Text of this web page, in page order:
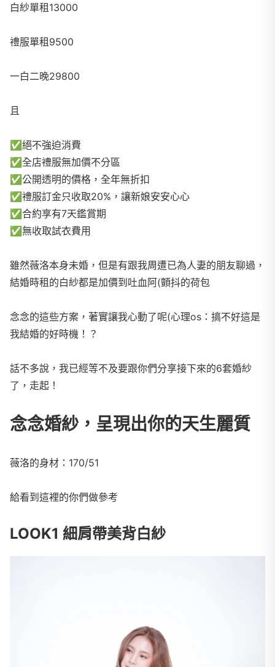
白紗單租13000
禮服單租9500
一白二晚29800
且
✅絕不強迫消費
✅全店禮服無加價不分區
✅公開透明的價格，全年無折扣
✅禮服訂金只收取20%，讓新娘安安心心
✅合約享有7天鑑賞期
✅無收取試衣費用​
雖然薇洛本身未婚，但是有跟我周遭已為人妻的朋友聊過，
結婚時租的白紗都是加價到吐血阿(顫抖的荷包
念念的這些方案，著實讓我心動了呢(心理os：搞不好這是
我結婚的好時機！？​
話不多說，我已經等不及要跟你們分享接下來的6套婚紗
了，走起！
念念婚紗，呈現出你的天生麗質
薇洛的身材：170/51
給看到這裡的你們做參考​
LOOK1 細肩帶美背白紗